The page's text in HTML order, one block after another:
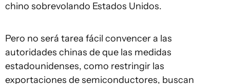
chino sobrevolando Estados Unidos.
Pero no será tarea fácil convencer a las
autoridades chinas de que las medidas
estadounidenses, como restringir las
exportaciones de semiconductores, buscan